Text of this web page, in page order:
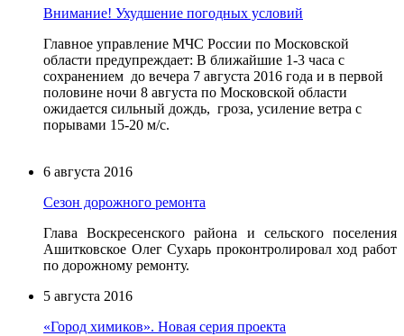
Внимание! Ухудшение погодных условий
Главное управление МЧС России по Московской
области предупреждает: В ближайшие 1-3 часа с
сохранением до вечера 7 августа 2016 года и в первой
половине ночи 8 августа по Московской области
ожидается сильный дождь, гроза, усиление ветра с
порывами 15-20 м/с.
6 августа 2016
Сезон дорожного ремонта
Глава Воскресенского района и сельского поселения
Ашитковское Олег Сухарь проконтролировал ход работ
по дорожному ремонту.
5 августа 2016
«Город химиков». Новая серия проекта